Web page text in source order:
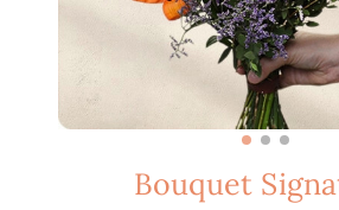
Bouquet